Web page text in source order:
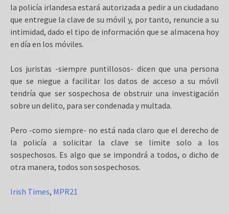
la policía irlandesa estará autorizada a pedir a un ciudadano
que entregue la clave de su móvil y, por tanto, renuncie a su
intimidad, dado el tipo de información que se almacena hoy
en día en los móviles.
Los juristas -siempre puntillosos- dicen que una persona
que se niegue a facilitar los datos de acceso a su móvil
tendría que ser sospechosa de obstruir una investigación
sobre un delito, para ser condenada y multada.
Pero -como siempre- no está nada claro que el derecho de
la policía a solicitar la clave se limite solo a los
sospechosos. Es algo que se impondrá a todos, o dicho de
otra manera, todos son sospechosos.
Irish Times, MPR21